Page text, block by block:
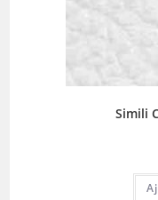
Simili